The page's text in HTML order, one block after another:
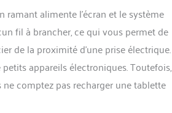
ramant alimente l’écran et le système
fil à brancher, ce qui vous permet de
de la proximité d’une prise électrique.
appareils électroniques. Toutefois,
comptez pas recharger une tablette